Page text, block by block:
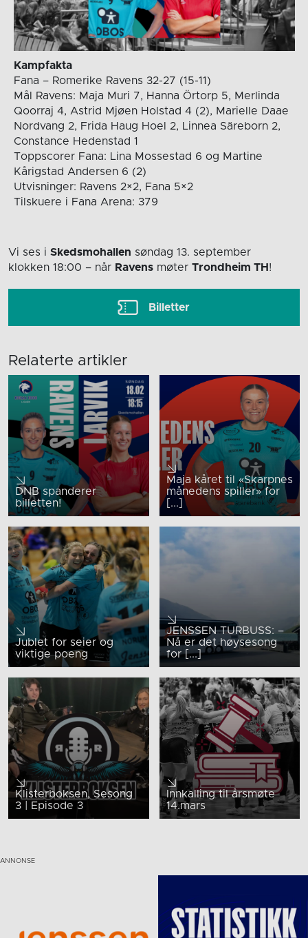
Kampfakta
Fana – Romerike Ravens 32-27 (15-11)
Mål Ravens: Maja Muri 7, Hanna Örtorp 5, Merlinda
Qoorraj 4, Astrid Mjøen Holstad 4 (2), Marielle Daae
Nordvang 2, Frida Haug Hoel 2, Linnea Säreborn 2,
Constance Hedenstad 1
Toppscorer Fana: Lina Mossestad 6 og Martine
Kårigstad Andersen 6 (2)
Utvisninger: Ravens 2×2, Fana 5×2
Tilskuere i Fana Arena: 379
Vi ses i Skedsmohallen søndag 13. september
klokken 18:00 – når Ravens møter Trondheim TH !
Billetter
Relaterte artikler
DNB spanderer
billetten!
Maja kåret til «Skarpnes
månedens spiller» for
[...]
Jublet for seier og
viktige poeng
JENSSEN TURBUSS: –
Nå er det høysesong
for [...]
Klisterboksen, Sesong
3 | Episode 3
Innkalling til årsmøte
14.mars